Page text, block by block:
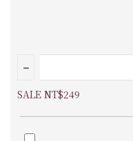
SALE NT$249